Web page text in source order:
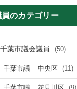
員のカテゴリー
千葉市議会議員 (50)
千葉市議 – 中央区 (11)